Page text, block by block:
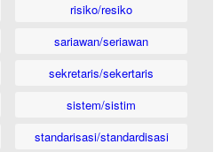
risiko/resiko
sariawan/seriawan
sekretaris/sekertaris
sistem/sistim
standarisasi/standardisasi